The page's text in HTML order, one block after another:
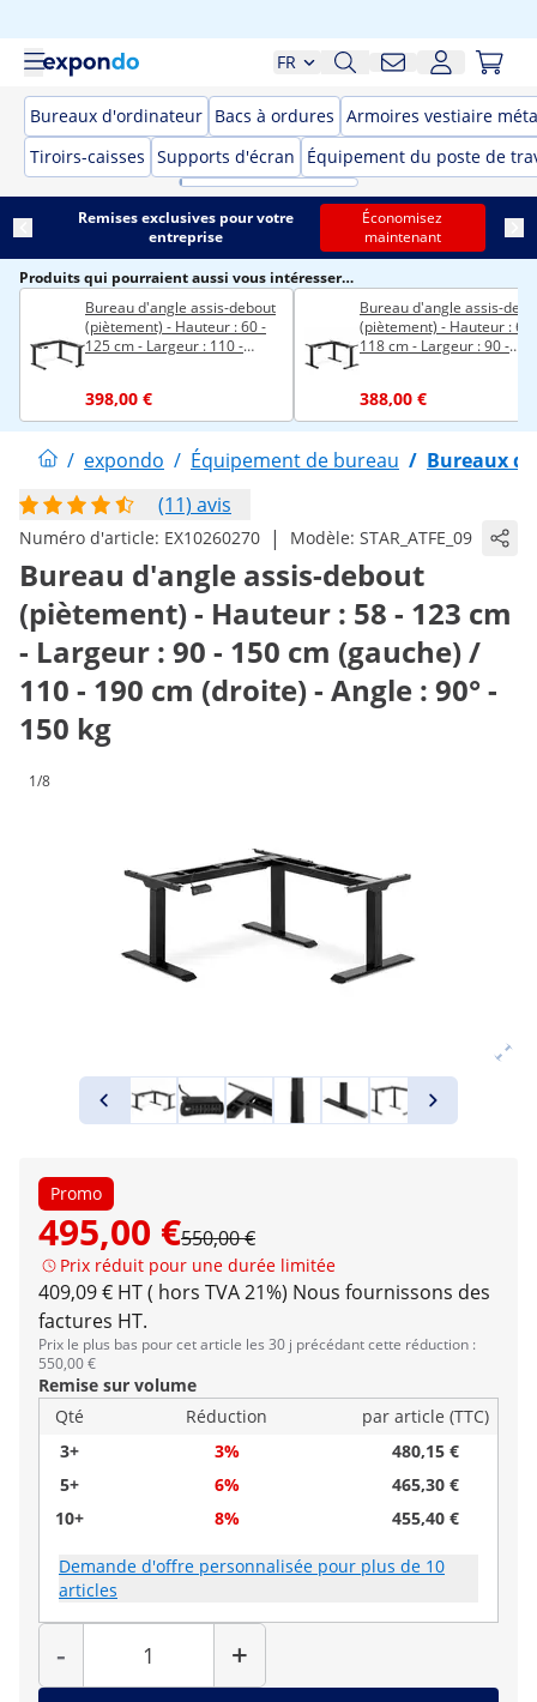
FR
Bureaux d'ordinateur Bacs à ordures Armoires vestiaire
Tiroirs-caisses Supports d'écran Équipement du poste de
Remises exclusives pour votre
entreprise
Économisez
maintenant
Produits qui pourraient aussi vous intéresser…
Bureau d'angle assis-debout
(piètement) - Hauteur : 60 -
125 cm - Largeur : 110 -
150 kg
398,00 €
Bureau d'angle assis-
(piètement) - Hauteur : 69
118 cm - Largeur : 90 -
150 kg
388,00 €
/ expondo / Équipement de bureau / Bureaux
(11) avis
Numéro d'article: EX10260270 | Modèle: STAR_ATFE_09
Bureau d'angle assis-debout
(piètement) - Hauteur : 58 - 123 cm
- Largeur : 90 - 150 cm (gauche) /
110 - 190 cm (droite) - Angle : 90° -
150 kg
1/8
Promo
495,00 €550,00 €
Prix réduit pour une durée limitée
409,09 € HT ( hors TVA 21%) Nous fournissons des
factures HT.
Prix le plus bas pour cet article les 30 j précédant cette réduction :
550,00 €
Remise sur volume
Qté
Réduction
par article (TTC)
3+
3%
480,15 €
5+
6%
465,30 €
10+
8% 455,40 €
Demande d'offre personnalisée pour plus de 10
articles
-
Quantité
+